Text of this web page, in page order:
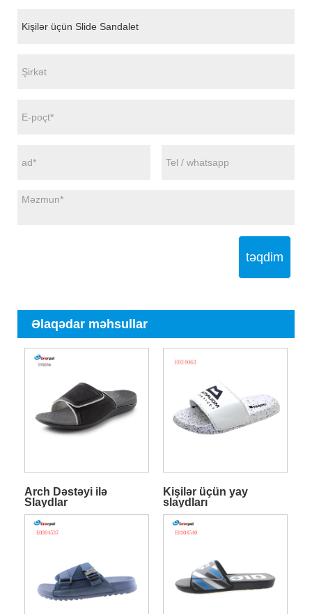
təqdim
Əlaqədar məhsullar
Arch Dəstəyi ilə
Slaydlar
Kişilər üçün yay
slaydları